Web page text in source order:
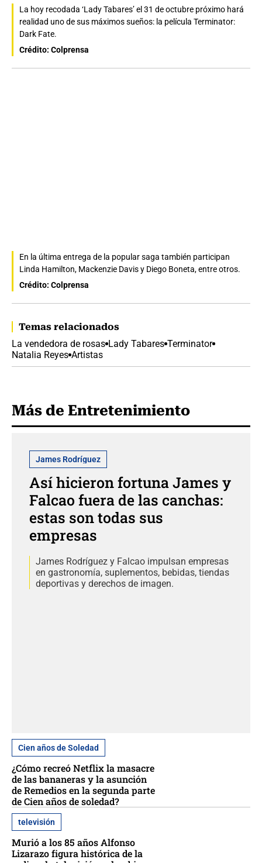
La hoy recodada ‘Lady Tabares’ el 31 de octubre próximo hará
realidad uno de sus máximos sueños: la película Terminator:
Dark Fate.
Crédito: Colprensa
En la última entrega de la popular saga también participan
Linda Hamilton, Mackenzie Davis y Diego Boneta, entre otros.
Crédito: Colprensa
Temas relacionados
La vendedora de rosas Lady Tabares Terminator
Natalia Reyes Artistas
Más de Entretenimiento
James Rodríguez
Así hicieron fortuna James y
Falcao fuera de las canchas:
estas son todas sus
empresas
James Rodríguez y Falcao impulsan empresas
en gastronomía, suplementos, bebidas, tiendas
deportivas y derechos de imagen.
Cien años de Soledad
¿Cómo recreó Netflix la masacre
de las bananeras y la asunción
de Remedios en la segunda parte
de Cien años de soledad?
televisión
Murió a los 85 años Alfonso
Lizarazo figura histórica de la